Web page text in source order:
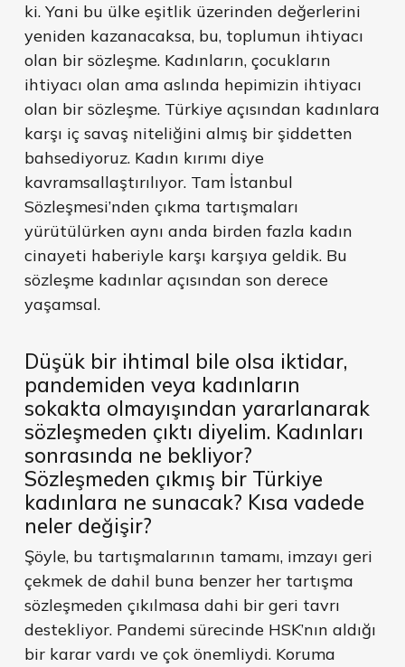
ki. Yani bu ülke eşitlik üzerinden değerlerini
yeniden kazanacaksa, bu, toplumun ihtiyacı
olan bir sözleşme. Kadınların, çocukların
ihtiyacı olan ama aslında hepimizin ihtiyacı
olan bir sözleşme. Türkiye açısından kadınlara
karşı iç savaş niteliğini almış bir şiddetten
bahsediyoruz. Kadın kırımı diye
kavramsallaştırılıyor. Tam İstanbul
Sözleşmesi’nden çıkma tartışmaları
yürütülürken aynı anda birden fazla kadın
cinayeti haberiyle karşı karşıya geldik. Bu
sözleşme kadınlar açısından son derece
yaşamsal.
Düşük bir ihtimal bile olsa iktidar,
pandemiden veya kadınların
sokakta olmayışından yararlanarak
sözleşmeden çıktı diyelim. Kadınları
sonrasında ne bekliyor?
Sözleşmeden çıkmış bir Türkiye
kadınlara ne sunacak? Kısa vadede
neler değişir?
Şöyle, bu tartışmalarının tamamı, imzayı geri
çekmek de dahil buna benzer her tartışma
sözleşmeden çıkılmasa dahi bir geri tavrı
destekliyor. Pandemi sürecinde HSK’nın aldığı
bir karar vardı ve çok önemliydi. Koruma